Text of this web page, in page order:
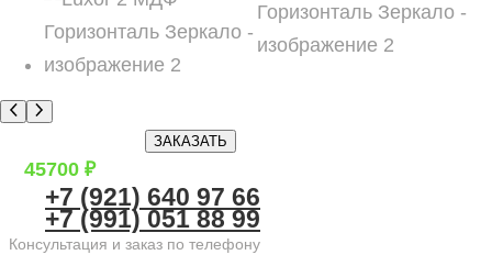
45700₽
ЗАКАЗАТЬ
+7 (921) 640 97 66
+7 (991) 051 88 99
Консультация и заказ по телефону